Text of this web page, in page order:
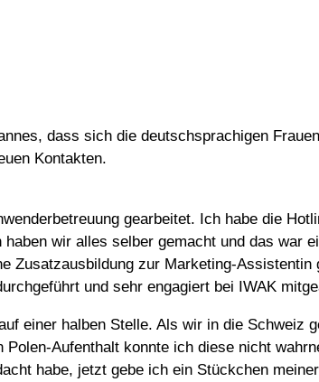
dass sich die deutschsprachigen
Kontakten.
gearbeitet. Ich habe die
wir alles selber gemacht und das war
Zusatzausbildung zur Marketing-
und sehr engagiert bei IWAK
einer halben Stelle. Als wir in die Schweiz
Aufenthalt konnte ich diese nicht
habe, jetzt gebe ich ein Stückchen